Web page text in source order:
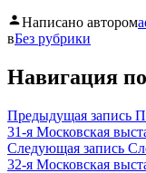
Написано автором
вБез рубрики
Навигация
Предыдущая запись
31-я Московская
Следующая запись
32-я Московская